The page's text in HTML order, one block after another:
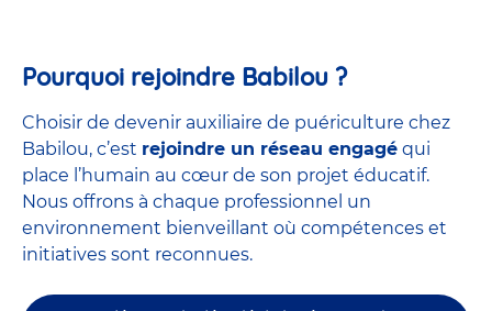
Pourquoi rejoindre Babilou ?
Choisir de devenir auxiliaire de puériculture chez
Babilou, c’est rejoindre un réseau engagé qui
place l’humain au cœur de son projet éducatif.
Nous offrons à chaque professionnel un
environnement bienveillant où compétences et
initiatives sont reconnues.